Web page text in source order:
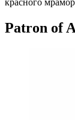
красного
Patron of